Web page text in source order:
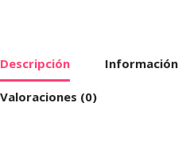
Descripción
Valoraciones (0)